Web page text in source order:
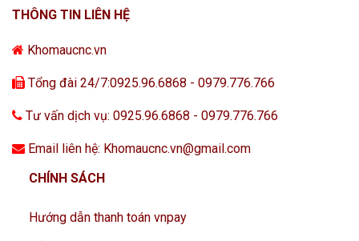
THÔNG TIN LIÊN HỆ
Khomaucnc.vn
Tổng đài 24/7:0925.96.6868 - 0979.776.766
Tư vấn dịch vụ: 0925.96.6868 - 0979.776.766
Email liên hệ: Khomaucnc.vn@gmail.com
CHÍNH SÁCH
Hướng dẫn thanh toán vnpay